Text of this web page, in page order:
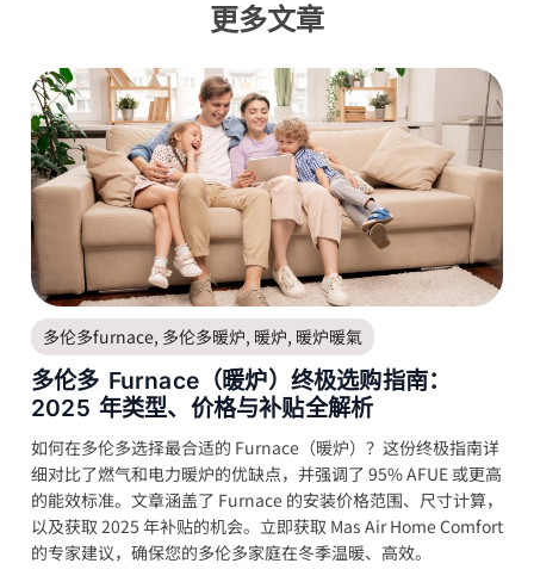
更多文章
多伦多furnace, 多伦多暖炉, 暖炉, 暖炉暖氣
多伦多 Furnace（暖炉）终极选购指南：
2025 年类型、价格与补贴全解析
如何在多伦多选择最合适的 Furnace（暖炉）？这份终极指南详
细对比了燃气和电力暖炉的优缺点，并强调了 95% AFUE 或更高
的能效标准。文章涵盖了 Furnace 的安装价格范围、尺寸计算，
以及获取 2025 年补贴的机会。立即获取 Mas Air Home Comfort
的专家建议，确保您的多伦多家庭在冬季温暖、高效。